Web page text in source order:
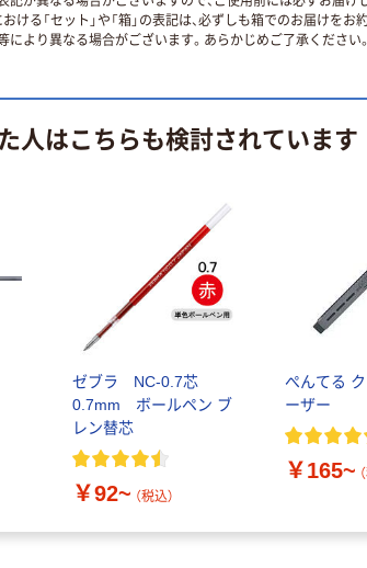
ける「セット」や「箱」の表記は、必ずしも箱でのお届けをお
により異なる場合がございます。あらかじめご了承ください。
人はこちらも検討されています
ゼブラ NC-0.7芯
0.7mm ボールペン ブ
レン替芯
￥92~ （税込）
ぺんてる
ーザー
￥165~